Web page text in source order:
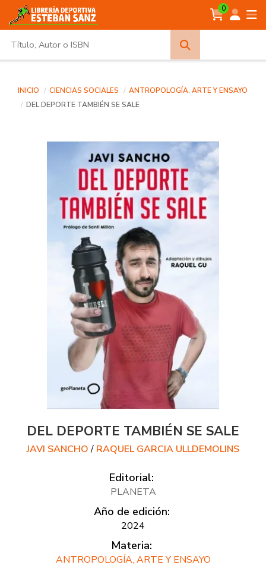
0
INICIO CIENCIAS SOCIALES
ANTROPOLOGÍA, ARTE Y ENSAYO
DEL DEPORTE TAMBIÉN SE SALE
DEL DEPORTE TAMBIÉN SE SALE
JAVI SANCHO/ RAQUEL GARCIA ULLDEMOLINS
Editorial:
PLANETA
Año de edición:
2024
Materia:
ANTROPOLOGÍA, ARTE Y ENSAYO